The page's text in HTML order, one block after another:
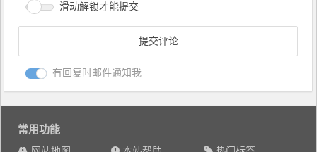
滑动解锁才能提交
有回复时邮件通知我
常用功能